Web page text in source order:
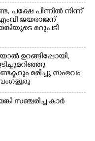
പക്ഷേ പിന്നിൽ നിന്ന്
ജയരാജന്
മറുപടി
ഉറങ്ങിപ്പോയി,
മരിച്ചു സംഭവം
20 പേർക്ക് പരിക്ക്,
നില ഗുരുതരം
സഞ്ചരിച്ച കാർ